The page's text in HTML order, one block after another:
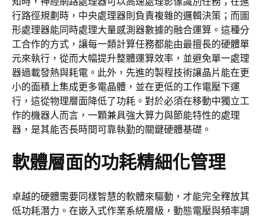
行路徑規劃時，中央處理器則負責複雜的邏輯決策；而圖
形處理器能同時處理大量感測器數據的融合運算。這種分
工合作的方式，讓每一類計算任務都能由最擅長的硬體單
元來執行，從而大幅提升整體運算效率，並避免單一處理
器過載發熱與耗電。此外，先進的製程技術讓晶片能在更
小的面積上集成更多電晶體，並在更低的工作電壓下運
行，這從物理層面降低了功耗。對於必須在移動中獨立工
作的機器人而言，一顆兼具強大算力與節能特性的處理
器，是其能否長時間可靠執勤的關鍵硬體基礎。
軟體層面的功耗精細化管理
卓越的硬體需要同樣智慧的軟體來驅動，才能完全釋放其
低功耗潛力。在嵌入式作業系統層級，動態電壓與頻率調